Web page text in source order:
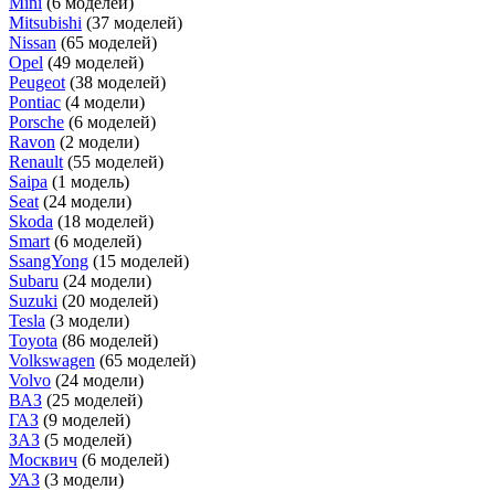
Mitsubishi (37 моделей)
Nissan (65 моделей)
Opel (49 моделей)
Peugeot (38 моделей)
Pontiac (4 модели)
Porsche (6 моделей)
Ravon (2 модели)
Renault (55 моделей)
Saipa (1 модель)
Seat (24 модели)
Skoda (18 моделей)
Smart (6 моделей)
SsangYong (15 моделей)
Subaru (24 модели)
Suzuki (20 моделей)
Tesla (3 модели)
Toyota (86 моделей)
Volkswagen (65 моделей)
Volvo (24 модели)
ВАЗ (25 моделей)
ГАЗ (9 моделей)
ЗАЗ (5 моделей)
Москвич (6 моделей)
УАЗ (3 модели)